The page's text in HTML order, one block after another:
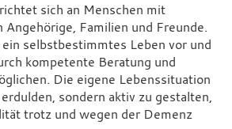
sich an Menschen mit
Angehörige, Familien und Freunde.
selbstbestimmtes Leben vor und
kompetente Beratung und
Die eigene Lebenssituation
sondern aktiv zu gestalten,
trotz und wegen der Demenz